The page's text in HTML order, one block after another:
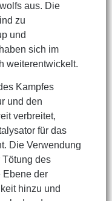
aus. Die
zu
und
sich im
weiterentwickelt.
Kampfes
und den
verbreitet,
für das
Die Verwendung
des
Ebene der
hinzu und